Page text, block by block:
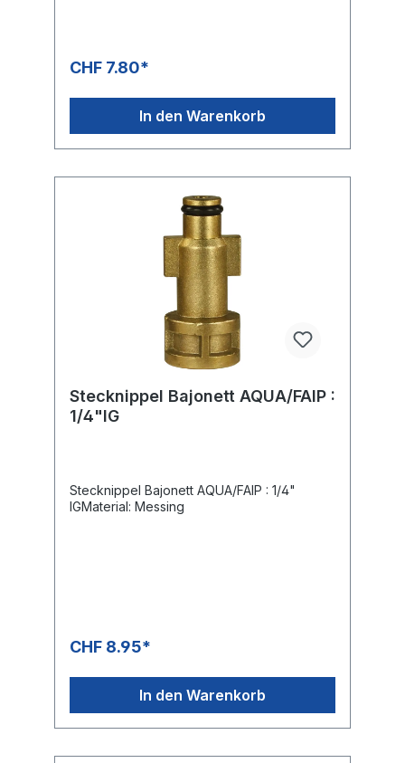
CHF 7.80*
In den Warenkorb
Stecknippel Bajonett AQUA/FAIP :
1/4"IG
Stecknippel Bajonett AQUA/FAIP : 1/4"
IGMaterial: Messing
CHF 8.95*
In den Warenkorb